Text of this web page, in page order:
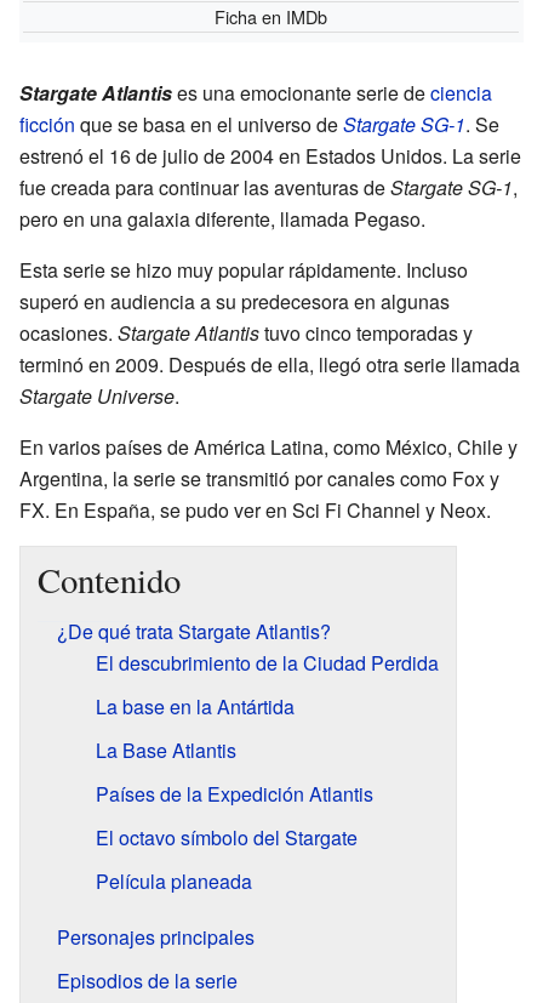
Fichaen IMDb
Stargate Atlantises una emocionante serie deciencia
ficción que se basa en el universo deStargate SG-1. Se
estrenó el 16 de julio de 2004 en Estados Unidos. La serie
fue creada para continuar las aventuras deStargate SG-1,
pero en una galaxia diferente, llamada Pegaso.
Esta serie se hizo muy popular rápidamente. Incluso
superó en audiencia a su predecesora en algunas
ocasiones. Stargate Atlantistuvo cinco temporadas y
terminó en 2009. Después de ella, llegó otra serie llamada
Stargate Universe.
En varios países de América Latina, como México, Chile y
Argentina, la serie se transmitió por canales como Fox y
FX. En España, se pudo ver en Sci Fi Channel y Neox.
Contenido
¿De qué trata Stargate Atlantis?
El descubrimiento de la Ciudad Perdida
La base en la Antártida
La Base Atlantis
Países de la Expedición Atlantis
El octavo símbolo del Stargate
Película planeada
Personajes principales
Episodios de la serie